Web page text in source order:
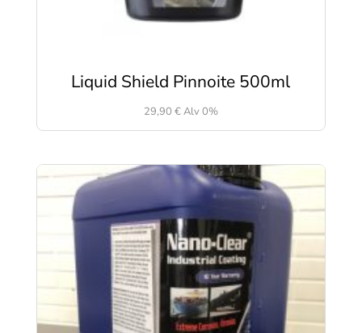
Liquid Shield Pinnoite 500ml
29,90 €Alv 0%